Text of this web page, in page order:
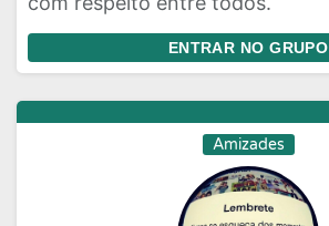
ENTRAR NO GRUPO
Amizades